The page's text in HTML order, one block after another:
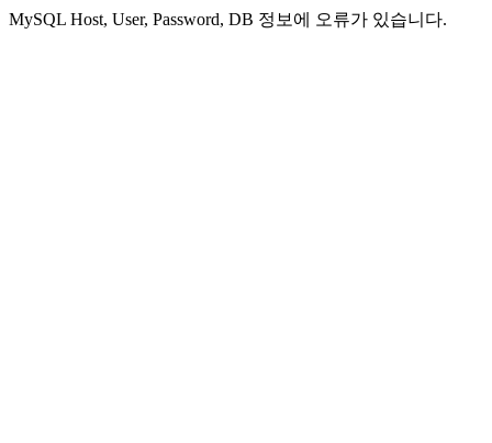
MySQL Host, User, Password, DB 정보에 오류가 있습니다.